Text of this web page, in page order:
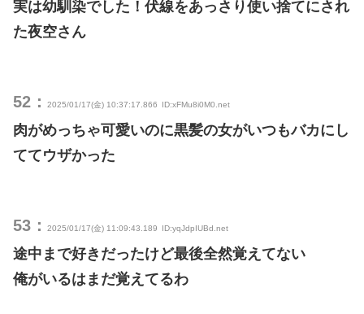
実は幼馴染でした！伏線をあっさり使い捨てにされ
た夜空さん
52： 2025/01/17(金) 10:37:17.866 ID:xFMu8i0M0.net
肉がめっちゃ可愛いのに黒髪の女がいつもバカにし
ててウザかった
53： 2025/01/17(金) 11:09:43.189 ID:yqJdpIUBd.net
途中まで好きだったけど最後全然覚えてない
俺がいるはまだ覚えてるわ